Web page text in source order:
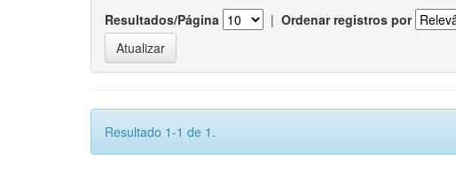
Resultados/Página | Ordenar registros por
Resultado 1-1 de 1.